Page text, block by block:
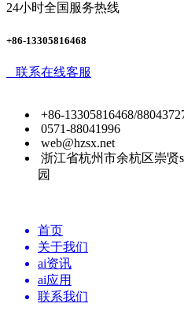
24小时全国服务热线
+86-13305816468
联系在线客服
+86-13305816468/
0571-88041996
web@hzsx.net
浙江省杭州市余杭区崇贤
园
首页
关于我们
ai资讯
ai应用
联系我们